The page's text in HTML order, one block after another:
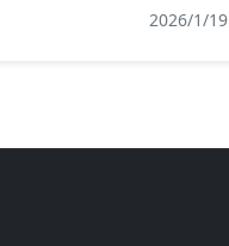
2026/1/19